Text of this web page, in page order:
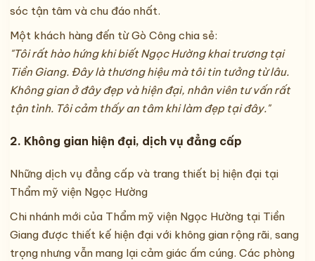
sóc tận tâm và chu đáo nhất.
Một khách hàng đến từ Gò Công chia sẻ:
"Tôi rất hào hứng khi biết Ngọc Hường khai trương tại
Tiền Giang. Đây là thương hiệu mà tôi tin tưởng từ lâu.
Không gian ở đây đẹp và hiện đại, nhân viên tư vấn rất
tận tình. Tôi cảm thấy an tâm khi làm đẹp tại đây."
2. Không gian hiện đại, dịch vụ đẳng cấp
Những dịch vụ đẳng cấp và trang thiết bị hiện đại tại
Thẩm mỹ viện Ngọc Hường
Chi nhánh mới của Thẩm mỹ viện Ngọc Hường tại Tiền
Giang được thiết kế hiện đại với không gian rộng rãi, sang
trọng nhưng vẫn mang lại cảm giác ấm cúng. Các phòng